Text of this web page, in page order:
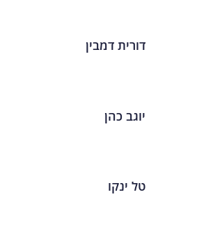
דורית דמבין
יוגב כהן
טל ינקו